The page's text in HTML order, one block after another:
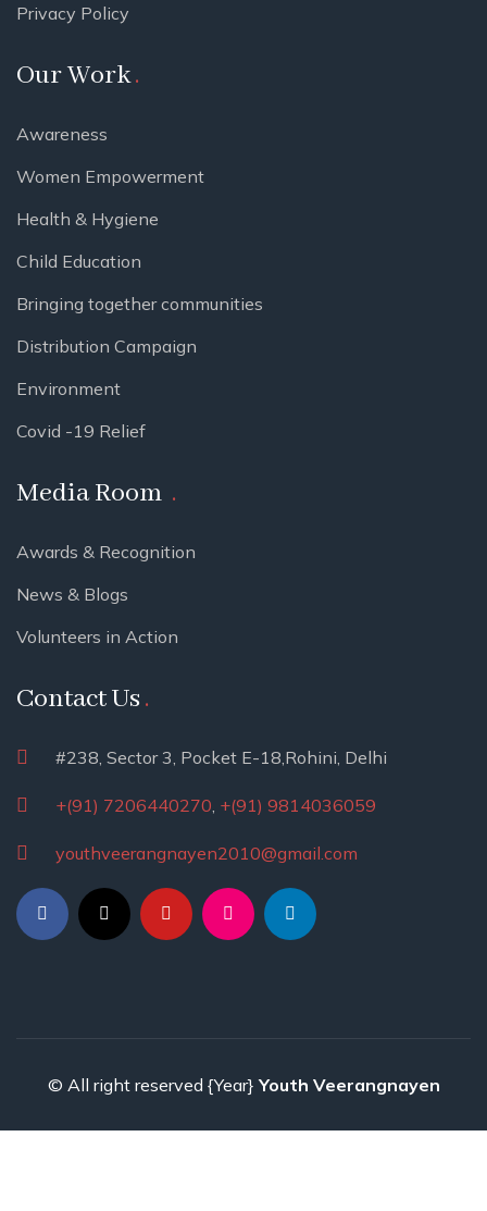
Privacy Policy
Our Work
Awareness
Women Empowerment
Health & Hygiene
Child Education
Bringing together communities
Distribution Campaign
Environment
Covid -19 Relief
Media Room
Awards & Recognition
News & Blogs
Volunteers in Action
Contact Us
#238, Sector 3, Pocket E-18,Rohini, Delhi
+(91) 7206440270 +(91) 9814036059
youthveerangnayen2010@gmail.com
© All right reserved {Year} Youth Veerangnayen